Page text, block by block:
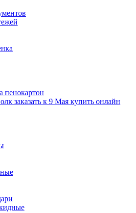
пенокартон
заказать к 9 Мая купить онлайн